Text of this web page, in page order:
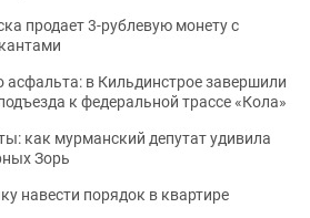
продает 3-рублевую монету с
в Кильдинстрое завершили
к федеральной трассе «Кола»
как мурманский депутат удивила
Зорь
навести порядок в квартире